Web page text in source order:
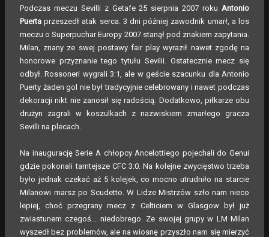
Podczas meczu Sevilli z Getafe 25 sierpnia 2007 roku Antonio
Puerta przeszedł atak serca. 3 dni później zawodnik umarł, a los
meczu o Superpuchar Europy 2007 stanął pod znakiem zapytania.
Milan, znany ze swej postawy fair play wyraził nawet zgodę na
honorowe przyznanie tego tytułu Sevilii. Ostatecznie mecz się
odbył. Rossoneri wygrali 3:1, ale w geście szacunku dla Antonio
Puerty żaden gol nie był tradycyjnie celebrowany i nawet podczas
dekoracji nikt nie zanosił się radością. Dodatkowo, piłkarze obu
drużyn zagrali w koszulkach z nazwiskiem zmarłego gracza
Sevilli na plecach.
Na inaugurację Serie A chłopcy Ancelottiego pojechali do Genui
gdzie pokonali tamtejsze CFC 3:0. Na kolejne zwycięstwo trzeba
było jednak czekać aż 5 kolejek, co mocno utrudniło na starcie
Milanowi marsz po Scudetto. W Lidze Mistrzów szło nam nieco
lepiej, choć przegrany mecz z Celticiem w Glasgow był już
zwiastunem czegoś... niedobrego. Ze swojej grupy w LM Milan
wyszedł bez problemów, ale na wiosnę przyszło nam się mierzyć